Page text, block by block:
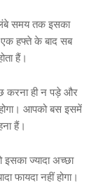
समय तक इसका
एक हफ्ते के बाद सब
हैं।
करना ही न पड़े और
आपको बस इसमें
हैं।
ज्यादा अच्छा
फायदा नहीं होगा।